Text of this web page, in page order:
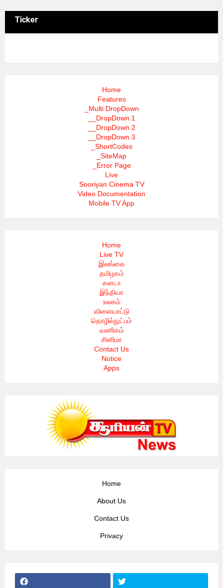
Ticker
Home
Features
_Multi DropDown
__DropDown 1
__DropDown 2
__DropDown 3
_ShortCodes
_SiteMap
_Error Page
Live
Sooriyan Cinema TV
Video Documentation
Mobile TV App
Home
Live TV
இலங்கை
தமிழகம்
கனடா
இந்தியா
உலகம்
விளையாட்டு
தொழில்நுட்பம்
வணிகம்
சினிமா
Contact Us
Notice
Apps
Home
About Us
Contact Us
Privacy